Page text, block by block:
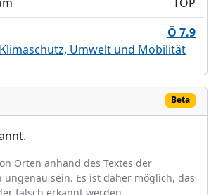
Ö 7.9
Umwelt und Mobilität
Beta
Orten anhand des Textes der
ungenau sein. Es ist daher möglich, das